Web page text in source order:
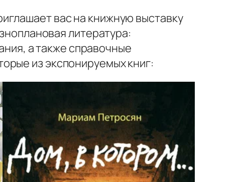
вас на книжную выставку
литература:
а также справочные
из экспонируемых книг: